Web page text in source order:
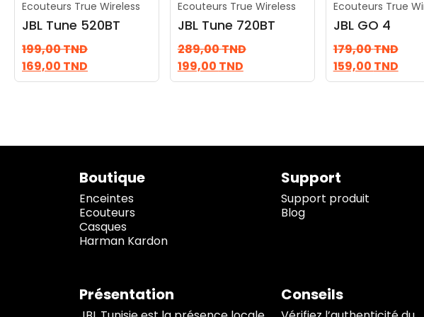
Ecouteurs True Wireless
JBL Tune 520BT
199,00TND
169,00 TND
Ecouteurs True Wireless
JBL Tune 720BT
289,00TND
199,00 TND
Ecouteurs True
JBL GO 4
179,00TND
159,00 TND
Boutique
Enceintes
Ecouteurs
Casques
Harman Kardon
Support
Support produit
Blog
Présentation Conseils